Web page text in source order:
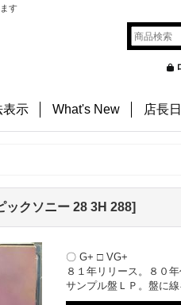
す
表示 What's New 店長
ックソニー 28 3H 288]
〇 G+ □ VG+
８１年リリース。８０
サンプル盤ＬＰ。盤に